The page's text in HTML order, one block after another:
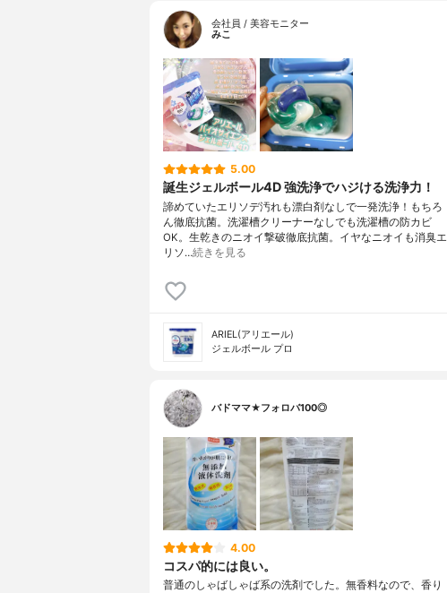
会社員 / 美容モニター
みこ
5.00
誕生ジェルボール4D 強洗浄でハジける洗浄力！
諦めていたエリソデ汚れも漂白剤なしで一発洗浄！もちろ
ん徹底抗菌。洗濯槽クリーナーなしでも洗濯槽の防カビ
OK。生乾きのニオイ撃破徹底抗菌。イヤなニオイも消臭エ
リソ…続きを見る
ARIEL(アリエール)
ジェルボール プロ
バドママ★フォロバ100◎
4.00
コスパ的には良い。
普通のしゃばしゃば系の洗剤でした。無香料なので、香り